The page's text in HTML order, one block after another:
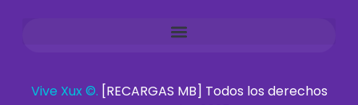
Vive Xux ©. [RECARGAS MB] Todos los derechos